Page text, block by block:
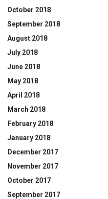
October 2018
September 2018
August 2018
July 2018
June 2018
May 2018
April 2018
March 2018
February 2018
January 2018
December 2017
November 2017
October 2017
September 2017